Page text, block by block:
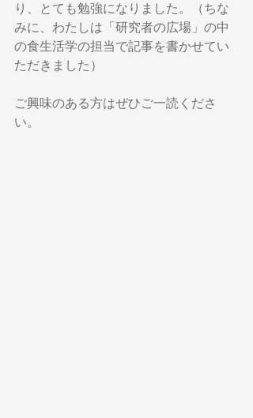
り、とても勉強になりました。（ちな
みに、わたしは「研究者の広場」の中
の食生活学の担当で記事を書かせてい
ただきました）
ご興味のある方はぜひご一読くださ
い。